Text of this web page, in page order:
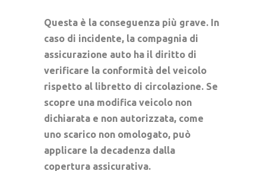
Questa è la conseguenza più grave. In
caso di incidente, la compagnia di
assicurazione auto ha il diritto di
verificare la conformità del veicolo
rispetto al libretto di circolazione. Se
scopre una modifica veicolo non
dichiarata e non autorizzata, come
uno scarico non omologato, può
applicare la decadenza dalla
copertura assicurativa.